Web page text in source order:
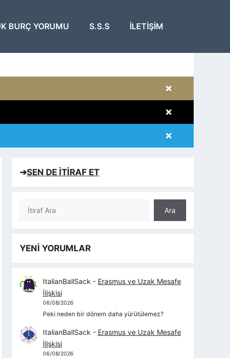
BURÇ YORUMU S.S.S İLETIŞIM
×
×
×
➔SEN DE İTİRAF ET
Ara
Ara
YENİ YORUMLAR
ItalianBallSack - Erasmus ve Uzak Mesafe
İlişkisi
06/08/2026
Peki neden bir dönem daha yürütülemez?
ItalianBallSack - Erasmus ve Uzak Mesafe
İlişkisi
06/08/2026